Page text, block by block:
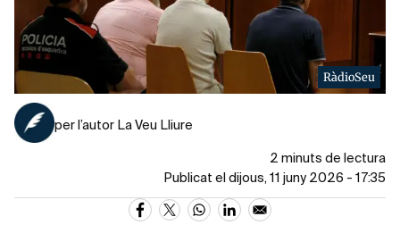
RàdioSeu
per l’autor La Veu Lliure
2 minuts de lectura
Publicat el dijous, 11 juny 2026 - 17:35